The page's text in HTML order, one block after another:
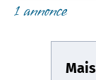
1 annonce